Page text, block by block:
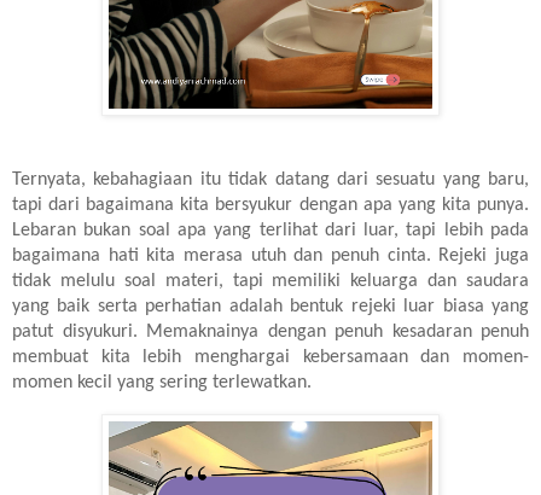
Ternyata, kebahagiaan itu tidak datang dari sesuatu yang baru,
tapi dari bagaimana kita bersyukur dengan apa yang kita punya.
Lebaran bukan soal apa yang terlihat dari luar, tapi lebih pada
bagaimana hati kita merasa utuh dan penuh cinta. Rejeki juga
tidak melulu soal materi, tapi memiliki keluarga dan saudara
yang baik serta perhatian adalah bentuk rejeki luar biasa yang
patut disyukuri. Memaknainya dengan penuh kesadaran penuh
membuat kita lebih menghargai kebersamaan dan momen-
momen kecil yang sering terlewatkan.